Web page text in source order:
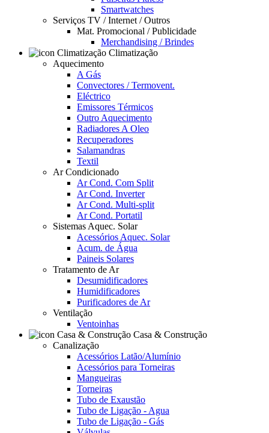
Smartwatches
Serviços TV / Internet / Outros
Mat. Promocional / Publicidade
Merchandising / Brindes
Climatização
Aquecimento
A Gás
Convectores / Termovent.
Eléctrico
Emissores Térmicos
Outro Aquecimento
Radiadores A Oleo
Recuperadores
Salamandras
Textil
Ar Condicionado
Ar Cond. Com Split
Ar Cond. Inverter
Ar Cond. Multi-split
Ar Cond. Portatil
Sistemas Aquec. Solar
Acessórios Aquec. Solar
Acum. de Água
Paineis Solares
Tratamento de Ar
Desumidificadores
Humidificadores
Purificadores de Ar
Ventilação
Ventoinhas
Casa & Construção
Canalização
Acessórios Latão/Alumínio
Acessórios para Torneiras
Mangueiras
Torneiras
Tubo de Exaustão
Tubo de Ligação - Agua
Tubo de Ligação - Gás